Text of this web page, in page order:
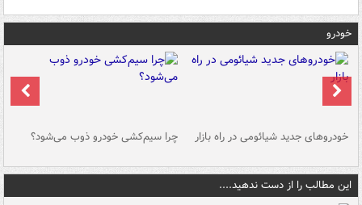
خودرو
خودروهای جدید شیائومی در راه بازار چرا سیم‌کشی خودرو ذوب می‌شود؟
این مطالب را از دست ندهید....